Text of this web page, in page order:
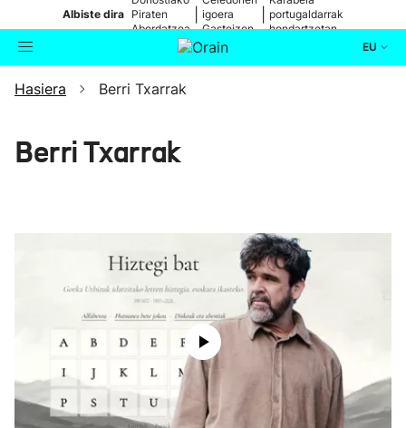
Albiste dira Piraten
Abordatzea
igoera
Gasteizen
portugaldarrak
hondartzetan
EU
Bilatzailea Aktualitatea
Ikusmiran
Eguraldia
Hasiera Berri Txarrak
Berri Txarrak